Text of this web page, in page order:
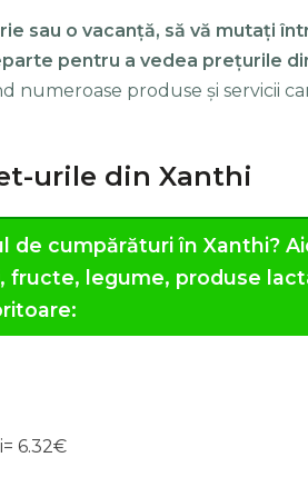
sau o vacanță, să vă mutați
pentru a vedea prețurile
produse și servicii
urile din Xanthi
de cumpărături în Xanthi?
fructe, legume, produse
6.32€